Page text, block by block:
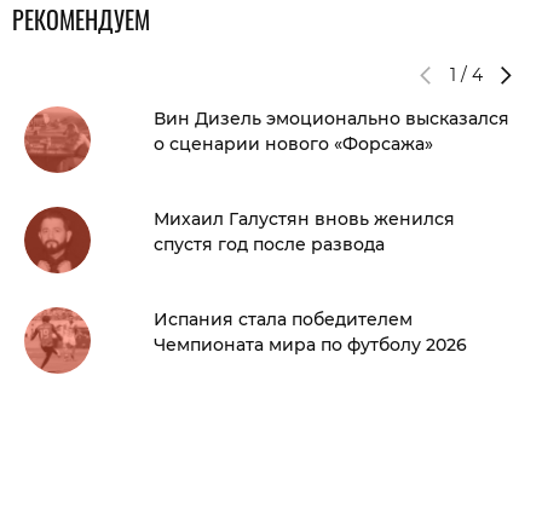
РЕКОМЕНДУЕМ
1 / 4
Вин Дизель эмоционально высказался
о сценарии нового «Форсажа»
Михаил Галустян вновь женился
спустя год после развода
Испания стала победителем
Чемпионата мира по футболу 2026